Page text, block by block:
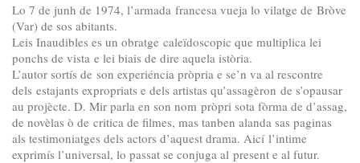
Lo 7 de junh de 1974, l’armada francesa vueja lo vilatge de Bròve
(Var) de sos abitants.
Leis Inaudibles es un obratge caleïdoscopic que multiplica lei
ponchs de vista e lei biais de dire aquela istòria.
L’autor sortís de son experiéncia pròpria e se’n va al rescontre
dels estajants expropriats e dels artistas qu’assagèron de s’opausar
au projècte. D. Mir parla en son nom pròpri sota fòrma de d’assag,
de novèlas ò de critica de filmes, mas tanben alanda sas paginas
als testimoniatges dels actors d’aquest drama. Aicí l’intime
exprimís l’universal, lo passat se conjuga al present e al futur.